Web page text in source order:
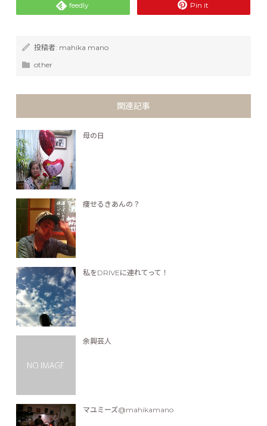
feedly Pin it
投稿者: mahika mano
other
関連記事
母の日
痩せるきあんの？
私をDRIVEに連れてって！
余興芸人
マユミーズ@mahikamano